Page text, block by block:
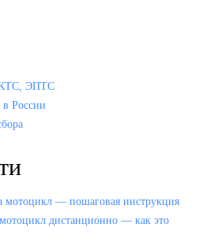
ЭПТС
в России
— пошаговая инструкция
дистанционно — как это